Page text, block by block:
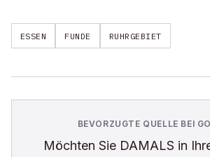
ESSEN FUNDE RUHRGEBIET
BEVORZUGTE QUELLE BEI
Möchten Sie DAMALS in